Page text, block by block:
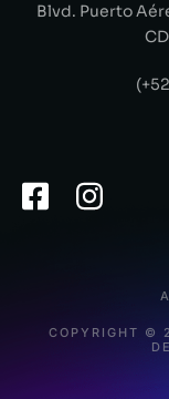
Blvd. Puerto
COPYRIGHT ©